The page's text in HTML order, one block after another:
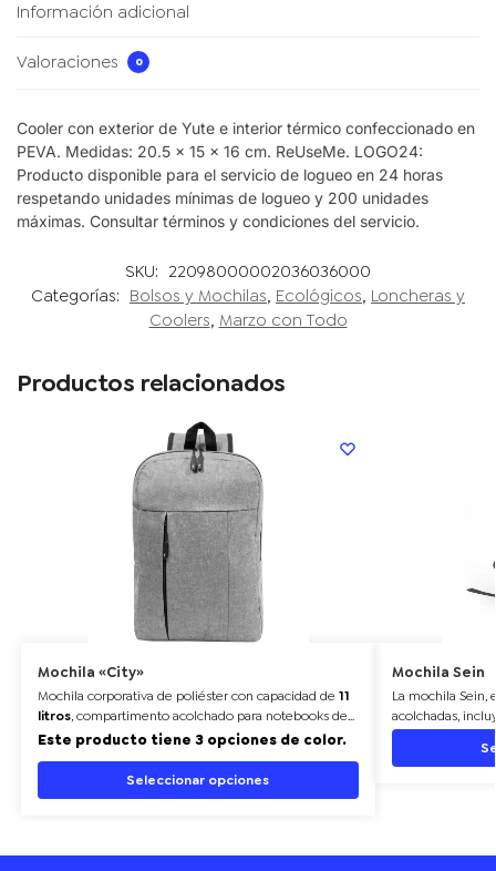
Información adicional
Valoraciones 0
Cooler con exterior de Yute e interior térmico confeccionado en
PEVA. Medidas: 20.5 x 15 x 16 cm. ReUseMe. LOGO24:
Producto disponible para el servicio de logueo en 24 horas
respetando unidades mínimas de logueo y 200 unidades
máximas. Consultar términos y condiciones del servicio.
SKU: 22098000002036036000
Categorías: Bolsos y Mochilas, Ecológicos, Loncheras y
Coolers, Marzo con Todo
Productos relacionados
Mochila «City»
Mochila corporativa de poliéster con capacidad de 11
litros, compartimento acolchado para notebooks de
hasta 16". Diseño moderno y funcional.
Este producto tiene 3 opciones de color.
Seleccionar opciones
Mochila Sein
La mochila Sein,
acolchadas,
15,6", bolsillos
funcional, ideal